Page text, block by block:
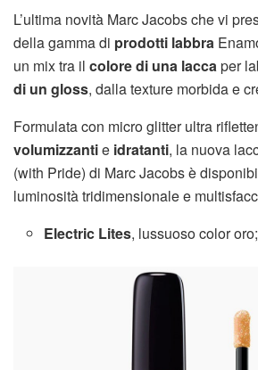
L’ultima novità Marc Jacobs che vi
della gamma di prodotti labbra
un mix tra il colore di una laccaper
di un gloss, dalla texture morbida e
Formulata con micro glitter ultra
volumizzantie idratanti, la nuova
(with Pride) di Marc Jacobs è
luminosità tridimensionale e
Electric Lites, lussuoso color oro;